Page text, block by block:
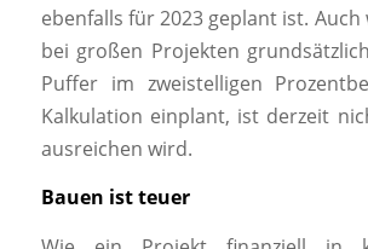
ebenfalls für 2023 geplant ist.
bei großen Projekten
Puffer im zweistelligen
Kalkulation einplant, ist derzeit
ausreichen wird.
Bauen ist teuer